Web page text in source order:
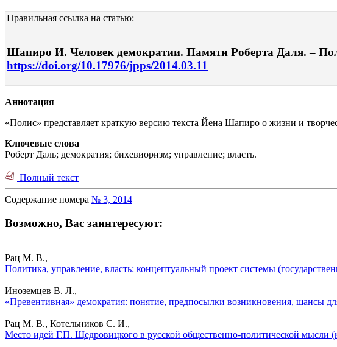
Правильная ссылка на статью:
Шапиро И. Человек демократии. Памяти Роберта Даля. –
https://doi.org/10.17976/jpps/2014.03.11
Аннотация
«Полис» представляет краткую версию текста Йена Шапиро о жизни и
Ключевые слова
Роберт Даль; демократия; бихевиоризм; управление; власть.
Полный текст
Содержание номера № 3, 2014
Возможно, Вас заинтересуют:
Рац М. В.,
Политика, управление, власть: концептуальный проект системы
Иноземцев В. Л.,
«Превентивная» демократия: понятие, предпосылки возникновения, шансы
Рац М. В., Котельников С. И.,
Место идей Г.П. Щедровицкого в русской общественно-политической